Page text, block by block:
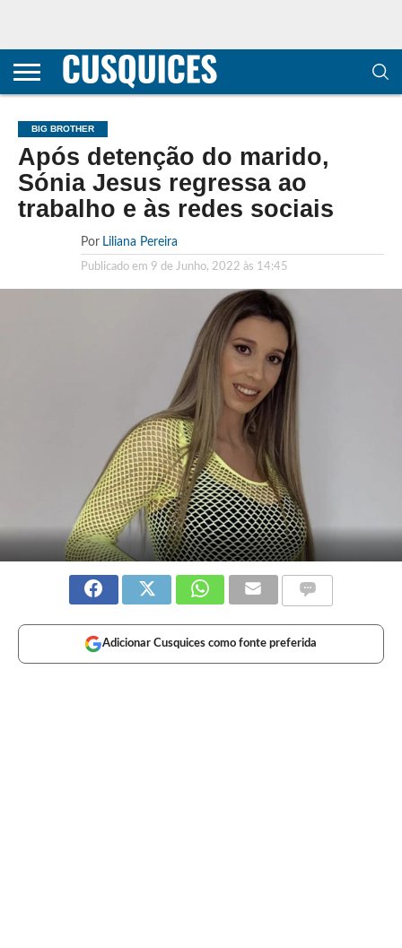
CONTACTOS
HOME
POLÍTICA DE
E COOKIES
SOBRE
TERMOS E
TRANSPARÊNCIA
METODOLOGIA
BIG BROTHER
Após detenção do marido,
Sónia Jesus regressa ao
trabalho e às redes sociais
Por Liliana Pereira
Publicado em 9 de Junho, 2022 às 14:45
Adicionar Cusquices como fonte preferida